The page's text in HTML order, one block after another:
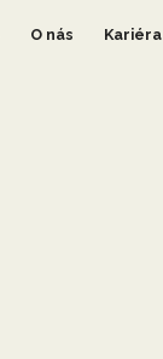
O nás Kariéra